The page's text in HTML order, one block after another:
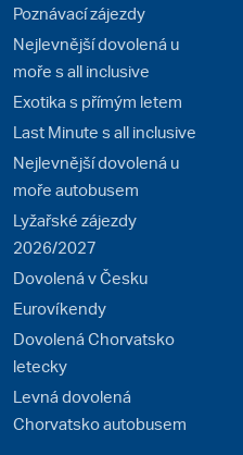
Poznávací zájezdy
Nejlevnější dovolená u
moře s all inclusive
Exotika s přímým letem
Last Minute s all inclusive
Nejlevnější dovolená u
moře autobusem
Lyžařské zájezdy
2026/2027
Dovolená v Česku
Eurovíkendy
Dovolená Chorvatsko
letecky
Levná dovolená
Chorvatsko autobusem